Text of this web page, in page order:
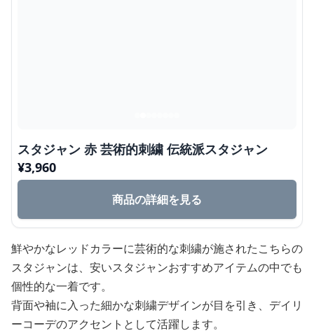
スタジャン 赤 芸術的刺繍 伝統派スタジャン
¥3,960
商品の詳細を見る
鮮やかなレッドカラーに芸術的な刺繍が施されたこちらの
スタジャンは、安いスタジャンおすすめアイテムの中でも
個性的な一着です。
背面や袖に入った細かな刺繍デザインが目を引き、デイリ
ーコーデのアクセントとして活躍します。